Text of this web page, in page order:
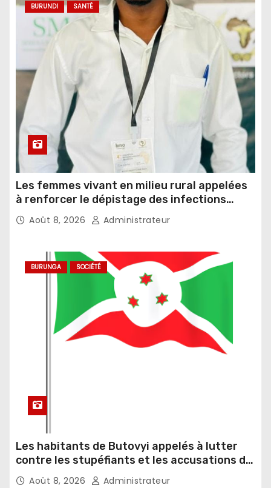
BURUNDI SANTÉ
Les femmes vivant en milieu rural appelées
à renforcer le dépistage des infections
sexuellement transmissibles
Août 8, 2026 Administrateur
BURUNGA SOCIÉTÉ
Les habitants de Butovyi appelés à lutter
contre les stupéfiants et les accusations de
sorcellerie
Août 8, 2026 Administrateur